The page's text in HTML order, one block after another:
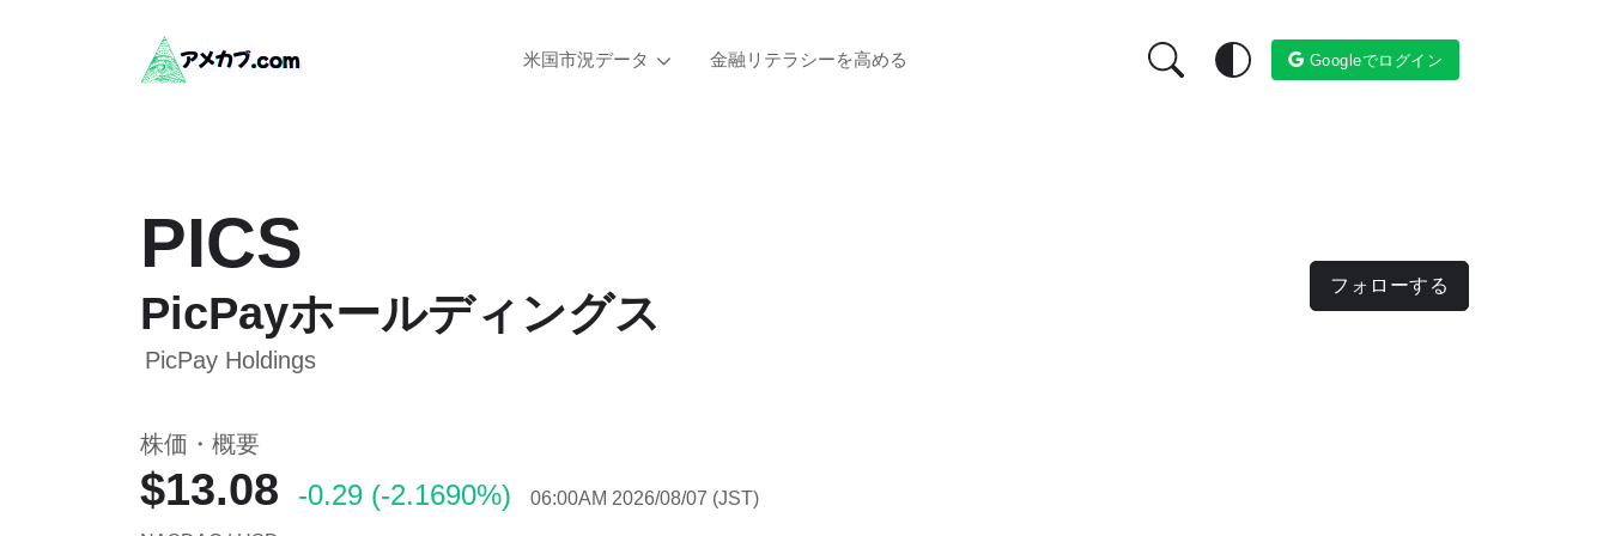
米国市況データ 金融リテラシーを高める Googleでログイン
PICS
PicPayホールディングス
PicPay Holdings
フォローする
株価・概要
$13.08 -0.29 (-2.1690%) 06:00AM 2026/08/07 (JST)